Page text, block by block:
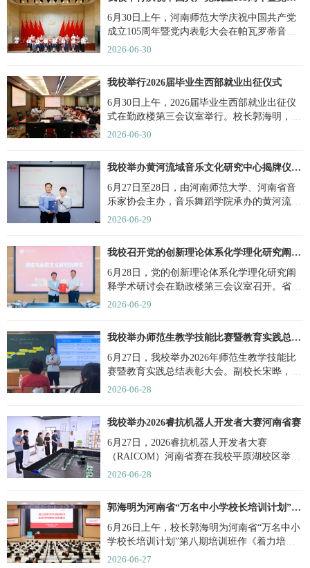
6月30日上午，河南师范大学庆祝中国共产党
成立105周年暨党内表彰大会在帕瓦罗蒂音乐
厅隆重召开。校党委书记...
2026-06-30
我校举行2026届毕业生西部就业出征仪式
6月30日上午，2026届毕业生西部就业出征仪
式在勤政楼第三会议室举行。校长郭海明，相
关学院（部）学生工作...
2026-06-30
我校举办黄河流域音乐文化研究中心揭牌仪式暨首届黄河流域音乐文...
6月27日至28日，由河南师范大学、河南省音
乐家协会主办，音乐舞蹈学院承办的黄河流域
音乐文化研究中心揭牌...
2026-06-29
我校召开党的创新理论体系化学理化研究阐释学术研讨会
6月28日，党的创新理论体系化学理化研究阐
释学术研讨会在勤政楼第三会议室召开。省社
科联党组书记、主席李...
2026-06-29
我校举办师范生教学技能比赛暨教育实践总结表彰大会
6月27日，我校举办2026年师范生教学技能比
赛暨教育实践总结表彰大会。副校长宋晔，相
关职能部门负责人、师...
2026-06-28
我校举办2026睿抗机器人开发者大赛河南省赛
6月27日，2026睿抗机器人开发者大赛
（RAICOM）河南省赛在我校平原湖校区举
办。副校长宋晔，睿抗机器人开发...
2026-06-28
郭海明为河南省“万名中小学校长培训计划” 第八期培训班作专题...
6月26日上午，校长郭海明为河南省“万名中小
学校长培训计划”第八期培训班作《着力培养
未来卓越教师，助推...
2026-06-27